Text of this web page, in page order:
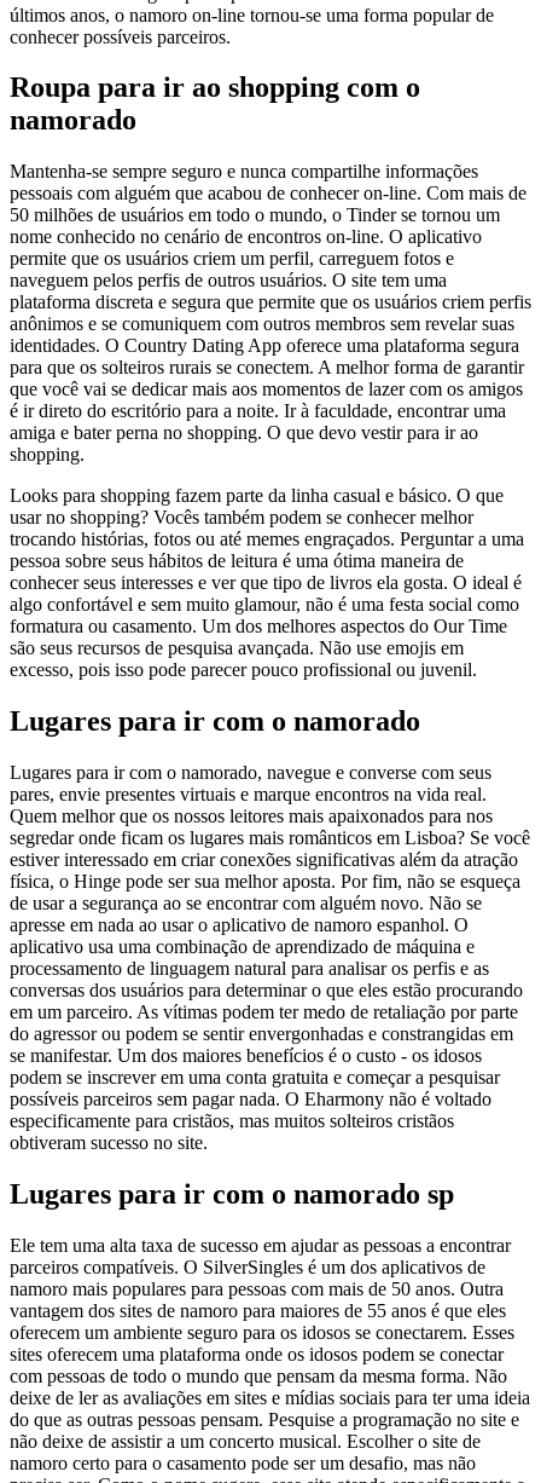
últimos anos, o namoro on-line tornou-se uma forma popular de
conhecer possíveis parceiros.
Roupa para ir ao shopping com o
namorado
Mantenha-se sempre seguro e nunca compartilhe informações
pessoais com alguém que acabou de conhecer on-line. Com mais de
50 milhões de usuários em todo o mundo, o Tinder se tornou um
nome conhecido no cenário de encontros on-line. O aplicativo
permite que os usuários criem um perfil, carreguem fotos e
naveguem pelos perfis de outros usuários. O site tem uma
plataforma discreta e segura que permite que os usuários criem perfis
anônimos e se comuniquem com outros membros sem revelar suas
identidades. O Country Dating App oferece uma plataforma segura
para que os solteiros rurais se conectem. A melhor forma de garantir
que você vai se dedicar mais aos momentos de lazer com os amigos
é ir direto do escritório para a noite. Ir à faculdade, encontrar uma
amiga e bater perna no shopping. O que devo vestir para ir ao
shopping.
Looks para shopping fazem parte da linha casual e básico. O que
usar no shopping? Vocês também podem se conhecer melhor
trocando histórias, fotos ou até memes engraçados. Perguntar a uma
pessoa sobre seus hábitos de leitura é uma ótima maneira de
conhecer seus interesses e ver que tipo de livros ela gosta. O ideal é
algo confortável e sem muito glamour, não é uma festa social como
formatura ou casamento. Um dos melhores aspectos do Our Time
são seus recursos de pesquisa avançada. Não use emojis em
excesso, pois isso pode parecer pouco profissional ou juvenil.
Lugares para ir com o namorado
Lugares para ir com o namorado, navegue e converse com seus
pares, envie presentes virtuais e marque encontros na vida real.
Quem melhor que os nossos leitores mais apaixonados para nos
segredar onde ficam os lugares mais românticos em Lisboa? Se você
estiver interessado em criar conexões significativas além da atração
física, o Hinge pode ser sua melhor aposta. Por fim, não se esqueça
de usar a segurança ao se encontrar com alguém novo. Não se
apresse em nada ao usar o aplicativo de namoro espanhol. O
aplicativo usa uma combinação de aprendizado de máquina e
processamento de linguagem natural para analisar os perfis e as
conversas dos usuários para determinar o que eles estão procurando
em um parceiro. As vítimas podem ter medo de retaliação por parte
do agressor ou podem se sentir envergonhadas e constrangidas em
se manifestar. Um dos maiores benefícios é o custo - os idosos
podem se inscrever em uma conta gratuita e começar a pesquisar
possíveis parceiros sem pagar nada. O Eharmony não é voltado
especificamente para cristãos, mas muitos solteiros cristãos
obtiveram sucesso no site.
Lugares para ir com o namorado sp
Ele tem uma alta taxa de sucesso em ajudar as pessoas a encontrar
parceiros compatíveis. O SilverSingles é um dos aplicativos de
namoro mais populares para pessoas com mais de 50 anos. Outra
vantagem dos sites de namoro para maiores de 55 anos é que eles
oferecem um ambiente seguro para os idosos se conectarem. Esses
sites oferecem uma plataforma onde os idosos podem se conectar
com pessoas de todo o mundo que pensam da mesma forma. Não
deixe de ler as avaliações em sites e mídias sociais para ter uma ideia
do que as outras pessoas pensam. Pesquise a programação no site e
não deixe de assistir a um concerto musical. Escolher o site de
namoro certo para o casamento pode ser um desafio, mas não